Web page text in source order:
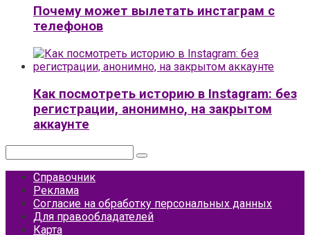
Почему может вылетать инстаграм с
телефонов
Как посмотреть историю в Instagram: без
регистрации, анонимно, на закрытом
аккаунте
Справочник
Реклама
Согласие на обработку персональных данных
Для правообладателей
Карта